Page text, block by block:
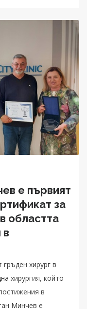
е първият
за
областта
в
хирург в
хирургия, който
в
Минчев е